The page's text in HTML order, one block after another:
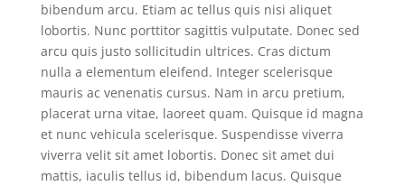
bibendum arcu. Etiam ac tellus quis nisi aliquet
lobortis. Nunc porttitor sagittis vulputate. Donec sed
arcu quis justo sollicitudin ultrices. Cras dictum
nulla a elementum eleifend. Integer scelerisque
mauris ac venenatis cursus. Nam in arcu pretium,
placerat urna vitae, laoreet quam. Quisque id magna
et nunc vehicula scelerisque. Suspendisse viverra
viverra velit sit amet lobortis. Donec sit amet dui
mattis, iaculis tellus id, bibendum lacus. Quisque